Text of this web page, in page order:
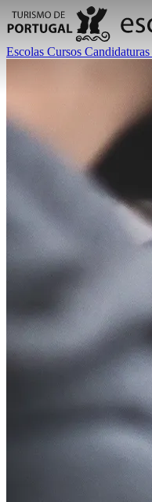
Escolas Cursos Candidaturas